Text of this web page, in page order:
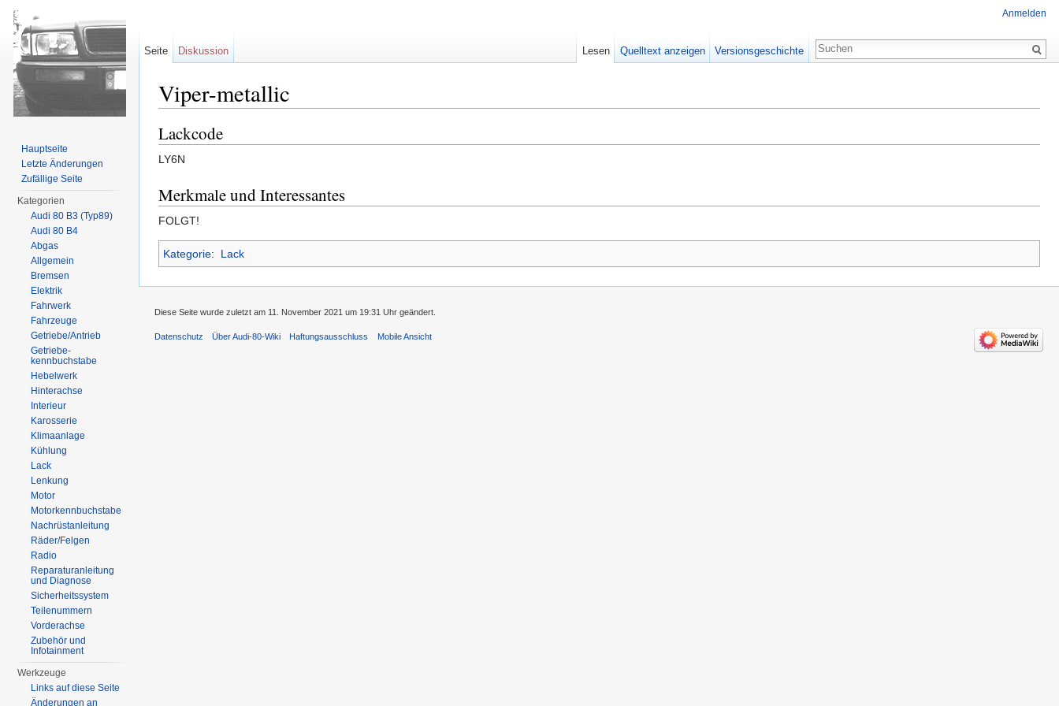
Viper-metallic
Lackcode
LY6N
Merkmale und Interessantes
FOLGT!
Kategorie: Lack
Anmelden
Seite Diskussion Lesen Quelltext anzeigen Versionsgeschichte
Hauptseite
Letzte Änderungen
Zufällige Seite
Kategorien
Audi 80 B3 (Typ89)
Audi 80 B4
Abgas
Allgemein
Bremsen
Elektrik
Fahrwerk
Fahrzeuge
Getriebe/Antrieb
Getriebe-
kennbuchstabe
Hebelwerk
Hinterachse
Interieur
Karosserie
Klimaanlage
Kühlung
Lack
Lenkung
Motor
Motorkennbuchstabe
Nachrüstanleitung
Räder/Felgen
Radio
Reparaturanleitung
und Diagnose
Sicherheitssystem
Teilenummern
Vorderachse
Zubehör und
Infotainment
Werkzeuge
Links auf diese Seite
Änderungen an
Diese Seite wurde zuletzt am 11. November 2021 um 19:31 Uhr geändert.
Datenschutz Über Audi-80-Wiki Haftungsausschluss Mobile Ansicht